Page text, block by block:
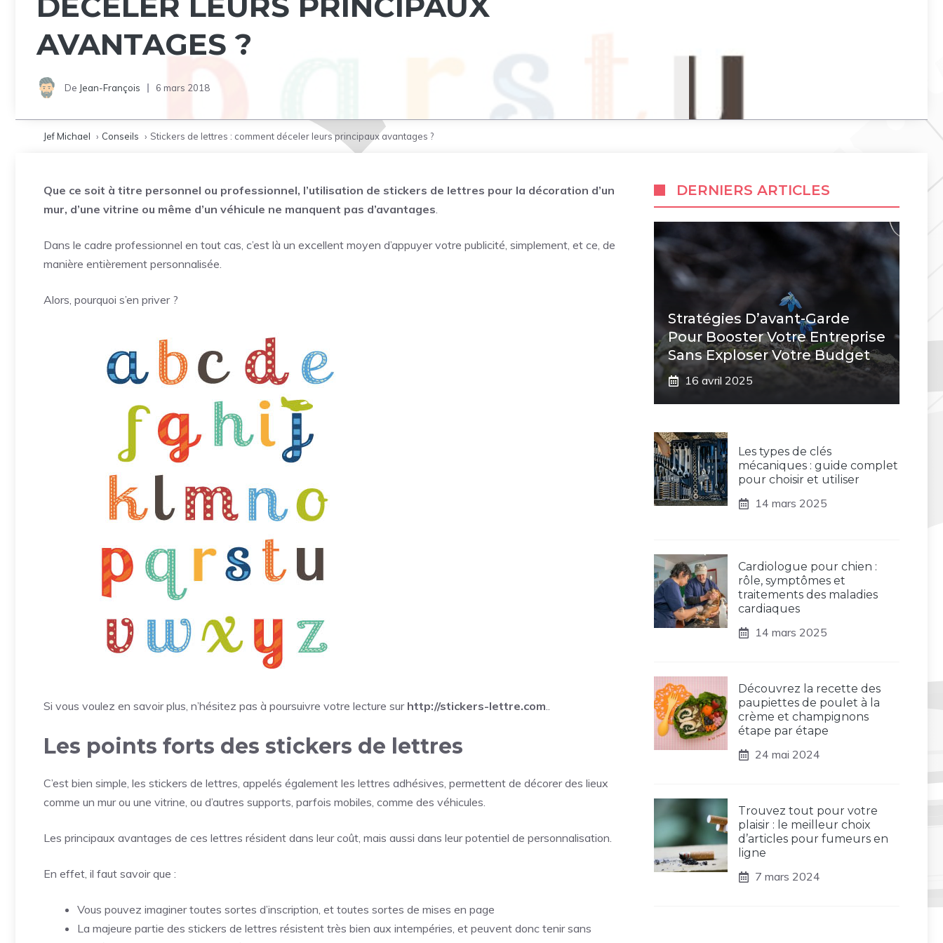
AVANTAGES ?
De Jean-François 6 mars 2018
Jef Michael Conseils Stickers de lettres : comment déceler leurs principaux avantages ?
Que ce soit à titre personnel ou professionnel, l’utilisation de stickers de lettres pour la décoration d’un
mur, d’une vitrine ou même d’un véhicule ne manquent pas d’avantages.
Dans le cadre professionnel en tout cas, c’est là un excellent moyen d’appuyer votre publicité, simplement, et ce, de
manière entièrement personnalisée.
Alors, pourquoi s’en priver ?
Si vous voulez en savoir plus, n’hésitez pas à poursuivre votre lecture sur http://stickers-lettre.com..
Les points forts des stickers de lettres
C’est bien simple, les stickers de lettres, appelés également les lettres adhésives, permettent de décorer des lieux
comme un mur ou une vitrine, ou d’autres supports, parfois mobiles, comme des véhicules.
Les principaux avantages de ces lettres résident dans leur coût, mais aussi dans leur potentiel de personnalisation.
En effet, il faut savoir que :
Vous pouvez imaginer toutes sortes d’inscription, et toutes sortes de mises en page
La majeure partie des stickers de lettres résistent très bien aux intempéries, et peuvent donc tenir sans
DERNIERS ARTICLES
Stratégies D’avant-Garde
Pour Booster Votre Entreprise
Sans Exploser Votre Budget
16 avril 2025
Les types de clés
mécaniques : guide complet
pour choisir et utiliser
14 mars 2025
Cardiologue pour chien :
rôle, symptômes et
traitements des maladies
cardiaques
14 mars 2025
Découvrez la recette des
paupiettes de poulet à la
crème et champignons
étape par étape
24 mai 2024
Trouvez tout pour votre
plaisir : le meilleur choix
d’articles pour fumeurs en
ligne
7 mars 2024